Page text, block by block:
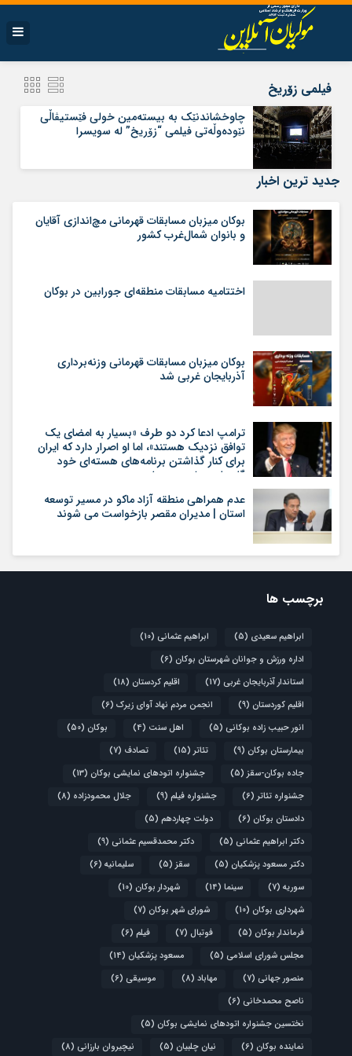
فیلمی زۆریخ
چاوخشاندنێک به بیسته‌مین خولی فێستیڤاڵی
نێوده‌وڵه‌تی فیلمی “زۆریخ” له سویسرا
جدید ترین اخبار
بوکان میزبان مسابقات قهرمانی مچ‌اندازی آقایان
و بانوان شمال‌غرب کشور
اختتامیه مسابقات منطقه‌ای جورابین در بوکان
بوکان میزبان مسابقات قهرمانی وزنه‌برداری
آذربایجان غربی شد
ترامپ ادعا کرد دو طرف «بسیار به امضای یک
توافق نزدیک هستند»، اما او اصرار دارد که ایران
برای کنار گذاشتن برنامه‌های هسته‌ای خود
گام‌های بیشتری بردارد
عدم همراهی منطقه آزاد ماکو در مسیر توسعه
استان | مدیران مقصر بازخواست می شوند
برچسب ها
ابراهیم سعیدی (5) ابراهیم عثمانی (10)
اداره ورزش و جوانان شهرستان بوکان (6)
استاندار آذربایجان غربی (17) اقلیم کردستان (18)
اقلیم کوردستان (9) انجمن مردم نهاد آوای زیرک (6)
انور حبیب زاده بوکانی (5) اهل سنت (4) بوکان (50)
بیمارستان بوکان (9) تئاتر (15) تصادف (7)
جاده بوکان-سقز (5) جشنواره اتودهای نمایشی بوکان (13)
جشنواره تئاتر (6) جشنواره فیلم (9) جلال محمودزاده (8)
دادستان بوکان (6) دولت چهاردهم (5)
دکتر ابراهیم عثمانی (5) دکتر محمدقسیم عثمانی (9)
دکتر مسعود پزشکیان (5) سقز (5) سلیمانیه (6)
سوریه (7) سینما (14) شهردار بوکان (10)
شهرداری بوکان (10) شورای شهر بوکان (7)
فرماندار بوکان (5) فوتبال (7) فیلم (6)
مجلس شورای اسلامی (5) مسعود پزشکیان (14)
منصور جهانی (7) مهاباد (8) موسیقی (6)
ناصح محمدخانی (6)
نختسین جشنواره اتودهای نمایشی بوکان (5)
نماینده بوکان (6) نیان چلبیان (5) نیچیروان بارزانی (8)